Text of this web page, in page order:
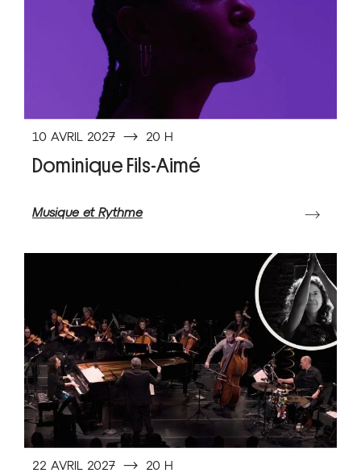
10 AVRIL 2027 ⟶ 20 H
Dominique Fils-Aimé
Musique et Rythme ⟶
22 AVRIL 2027 ⟶ 20 H